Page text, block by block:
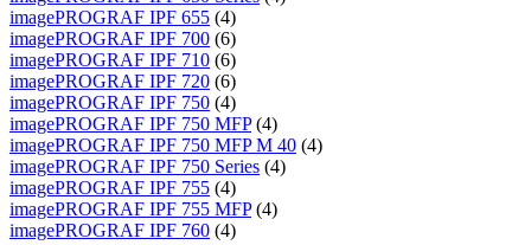
imagePROGRAF IPF 655 (4)
imagePROGRAF IPF 700 (6)
imagePROGRAF IPF 710 (6)
imagePROGRAF IPF 720 (6)
imagePROGRAF IPF 750 (4)
imagePROGRAF IPF 750 MFP(4)
imagePROGRAF IPF 750 MFP M 40 (4)
imagePROGRAF IPF 750 Series (4)
imagePROGRAF IPF 755 (4)
imagePROGRAF IPF 755 MFP(4)
imagePROGRAF IPF 760 (4)